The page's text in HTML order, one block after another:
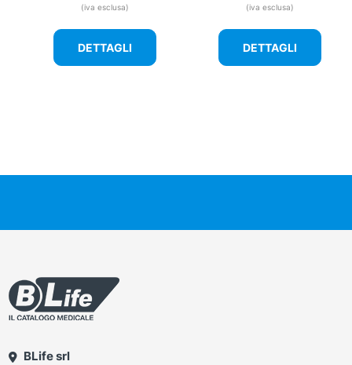
(iva esclusa)
DETTAGLI
(iva esclusa)
DETTAGLI
BLife srl